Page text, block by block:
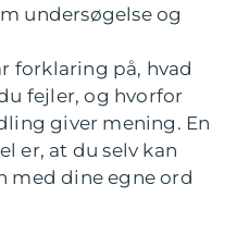
undersøgelse og
forklaring på, hvad
fejler, og hvorfor
giver mening. En
er, at du selv kan
dine egne ord